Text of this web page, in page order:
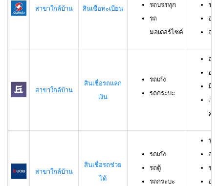
สาขาใกล้บ้าน สินเชื่อทะเบียน
รถบรรทุก
รถ
มอเตอร์ไซค์
รถ
อา
อา
สาขาใกล้บ้าน
สินเชื่อรถแลก
เงิน
รถเก๋ง
รถกระบะ
อา
อา
มีร
เป็
คร
สาขาใกล้บ้าน
สินเชื่อรถช่วย
ได้
รถเก๋ง
รถตู้
รถกระบะ
รถ
อา
รา
อา